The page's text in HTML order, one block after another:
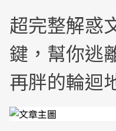
超完整解惑
鍵，幫你逃
再胖的輪迴